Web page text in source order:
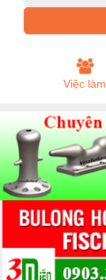
Việc làm